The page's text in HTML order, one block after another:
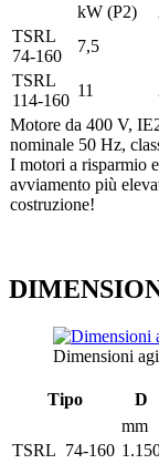
kW (P2)
TSRL
74-160
7,5
TSRL
114-160
11
Motore da 400 V,
nominale 50 Hz,
I motori a risparmio
avviamento più
costruzione!
Dimensioni
Tipo D
mm
TSRL 74-160